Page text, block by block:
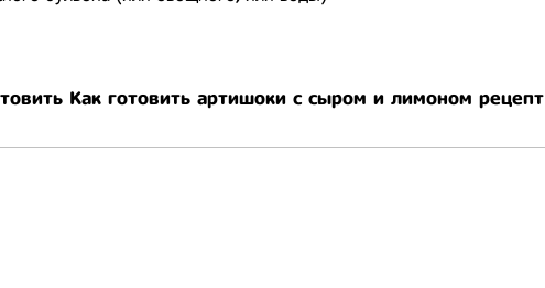
Как готовить артишоки с сыром и лимоном рецепт